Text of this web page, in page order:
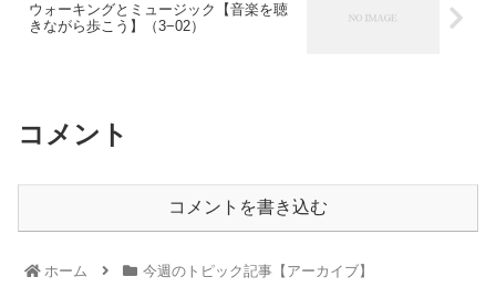
ウォーキングとミュージック【音楽を聴
きながら歩こう】（3−02）
コメント
コメントを書き込む
ホーム 今週のトピック記事【アーカイブ】